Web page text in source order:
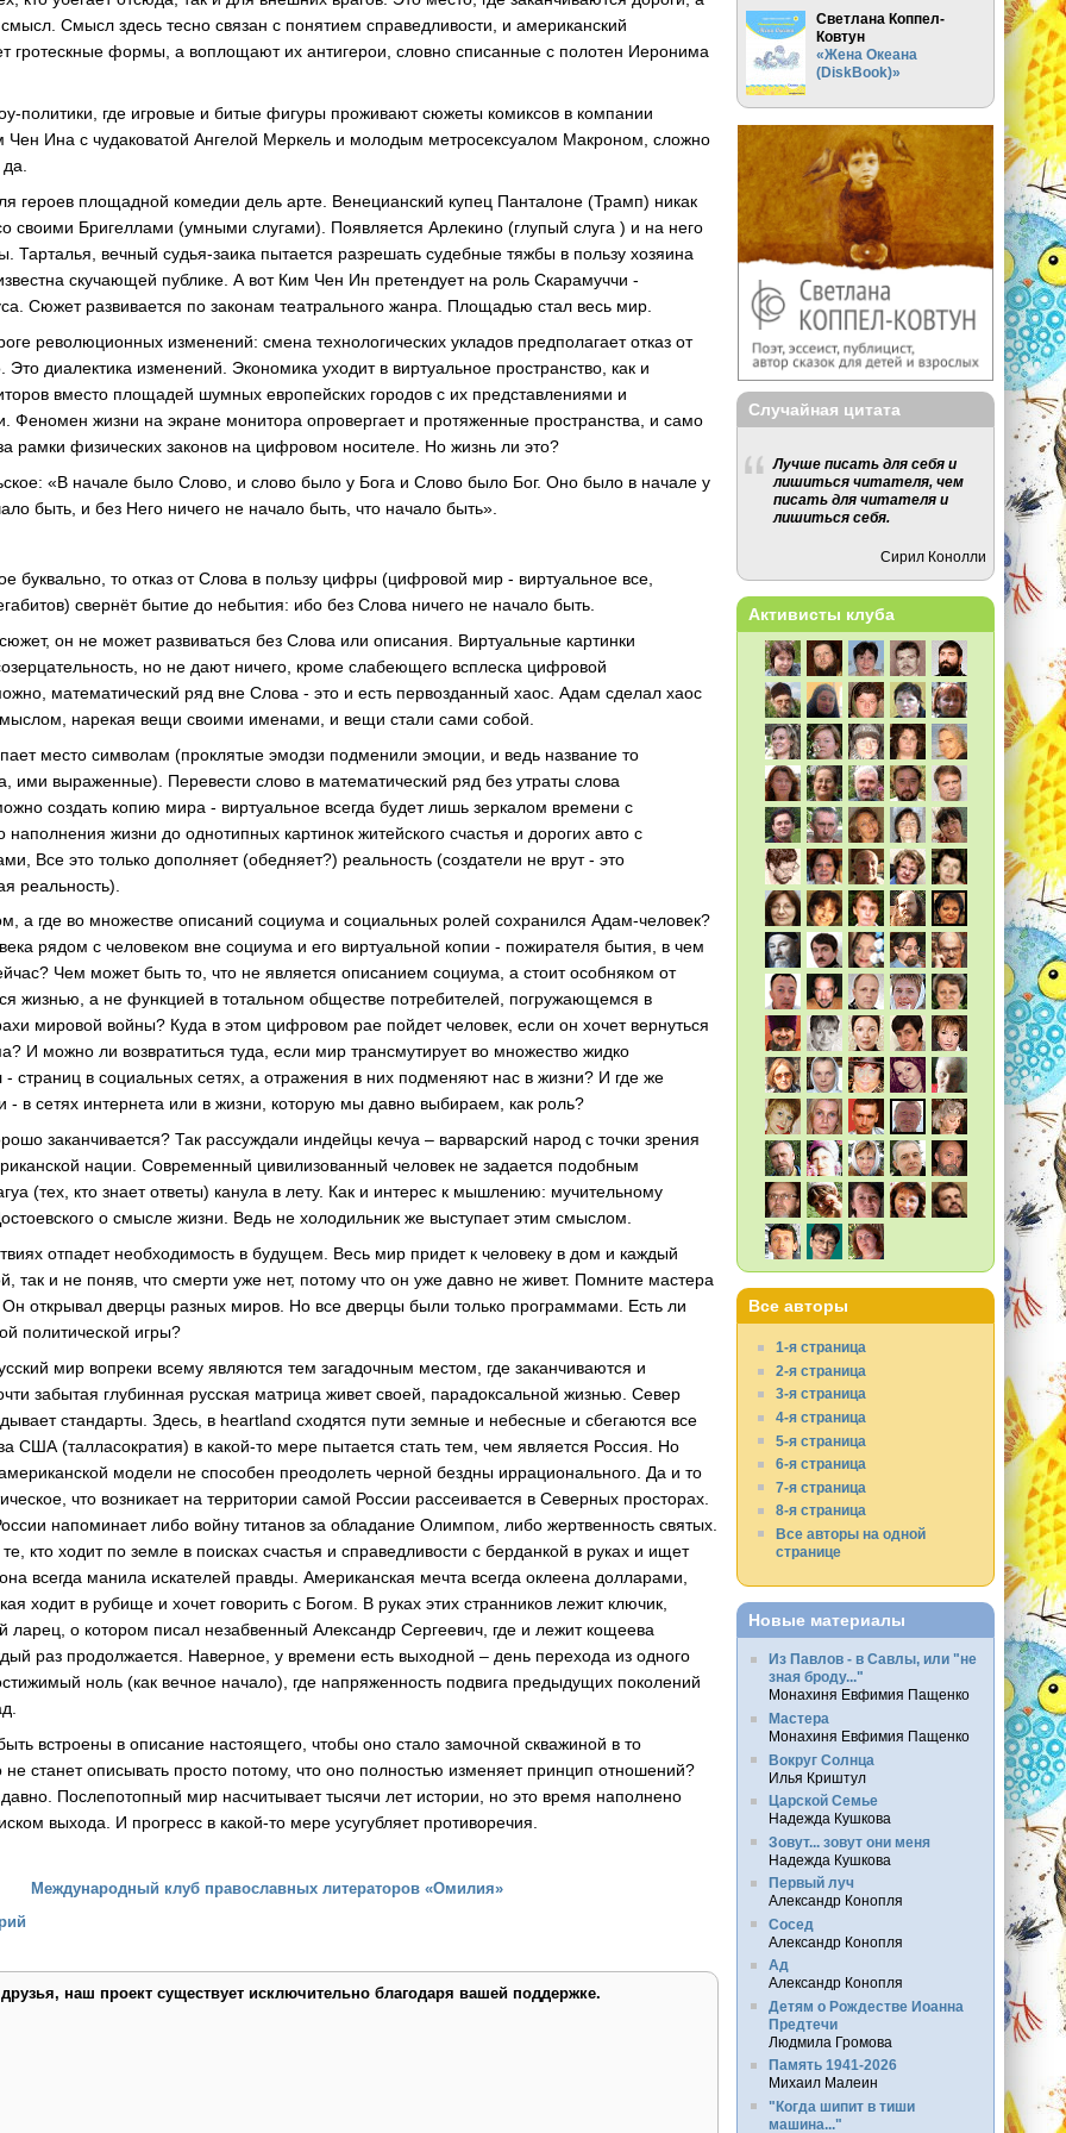
Смысл здесь тесно связан с понятием справедливости, и американский
гротескные формы, а воплощают их антигерои, словно списанные с полотен Иеронима
политики, где игровые и битые фигуры проживают сюжеты комиксов в компании
Ина с чудаковатой Ангелой Меркель и молодым метросексуалом Макроном, сложно
героев площадной комедии дель арте. Венецианский купец Панталоне (Трамп) никак
своими Бригеллами (умными слугами). Появляется Арлекино (глупый слуга ) и на него
Тарталья, вечный судья-заика пытается разрешать судебные тяжбы в пользу хозяина
скучающей публике. А вот Ким Чен Ин претендует на роль Скарамуччи -
Сюжет развивается по законам театрального жанра. Площадью стал весь мир.
революционных изменений: смена технологических укладов предполагает отказ от
Это диалектика изменений. Экономика уходит в виртуальное пространство, как и
вместо площадей шумных европейских городов с их представлениями и
Феномен жизни на экране монитора опровергает и протяженные пространства, и само
рамки физических законов на цифровом носителе. Но жизнь ли это?
«В начале было Слово, и слово было у Бога и Слово было Бог. Оно было в начале у
быть, и без Него ничего не начало быть, что начало быть».
буквально, то отказ от Слова в пользу цифры (цифровой мир - виртуальное все,
свернёт бытие до небытия: ибо без Слова ничего не начало быть.
он не может развиваться без Слова или описания. Виртуальные картинки
но не дают ничего, кроме слабеющего всплеска цифровой
математический ряд вне Слова - это и есть первозданный хаос. Адам сделал хаос
нарекая вещи своими именами, и вещи стали сами собой.
место символам (проклятые эмодзи подменили эмоции, и ведь название то
ими выраженные). Перевести слово в математический ряд без утраты слова
создать копию мира - виртуальное всегда будет лишь зеркалом времени с
жизни до однотипных картинок житейского счастья и дорогих авто с
Все это только дополняет (обедняет?) реальность (создатели не врут - это
реальность).
а где во множестве описаний социума и социальных ролей сохранился Адам-человек?
рядом с человеком вне социума и его виртуальной копии - пожирателя бытия, в чем
Чем может быть то, что не является описанием социума, а стоит особняком от
жизнью, а не функцией в тотальном обществе потребителей, погружающемся в
мировой войны? Куда в этом цифровом рае пойдет человек, если он хочет вернуться
И можно ли возвратиться туда, если мир трансмутирует во множество жидко
- страниц в социальных сетях, а отражения в них подменяют нас в жизни? И где же
в сетях интернета или в жизни, которую мы давно выбираем, как роль?
заканчивается? Так рассуждали индейцы кечуа – варварский народ с точки зрения
нации. Современный цивилизованный человек не задается подобным
(тех, кто знает ответы) канула в лету. Как и интерес к мышлению: мучительному
о смысле жизни. Ведь не холодильник же выступает этим смыслом.
отпадет необходимость в будущем. Весь мир придет к человеку в дом и каждый
так и не поняв, что смерти уже нет, потому что он уже давно не живет. Помните мастера
открывал дверцы разных миров. Но все дверцы были только программами. Есть ли
политической игры?
мир вопреки всему являются тем загадочным местом, где заканчиваются и
забытая глубинная русская матрица живет своей, парадоксальной жизнью. Север
стандарты. Здесь, в heartland сходятся пути земные и небесные и сбегаются все
США (талласократия) в какой-то мере пытается стать тем, чем является Россия. Но
модели не способен преодолеть черной бездны иррационального. Да и то
что возникает на территории самой России рассеивается в Северных просторах.
напоминает либо войну титанов за обладание Олимпом, либо жертвенность святых.
кто ходит по земле в поисках счастья и справедливости с берданкой в руках и ищет
всегда манила искателей правды. Американская мечта всегда оклеена долларами,
ходит в рубище и хочет говорить с Богом. В руках этих странников лежит ключик,
о котором писал незабвенный Александр Сергеевич, где и лежит кощеева
раз продолжается. Наверное, у времени есть выходной – день перехода из одного
ноль (как вечное начало), где напряженность подвига предыдущих поколений
встроены в описание настоящего, чтобы оно стало замочной скважиной в то
не станет описывать просто потому, что оно полностью изменяет принцип отношений?
Послепотопный мир насчитывает тысячи лет истории, но это время наполнено
выхода. И прогресс в какой-то мере усугубляет противоречия.
Международный клуб православных литераторов «Омилия»
наш проект существует исключительно благодаря вашей поддержке.
Светлана Коппел-
Ковтун
«Жена Океана
(DiskBook)»
Случайная цитата
Лучше писать для себя и
лишиться читателя, чем
писать для читателя и
лишиться себя.
Сирил Конолли
Активисты клуба
Все авторы
1-я страница
2-я страница
3-я страница
4-я страница
5-я страница
6-я страница
7-я страница
8-я страница
Все авторы на одной
странице
Новые материалы
Из Павлов - в Савлы, или "не
зная броду..."
Монахиня Евфимия Пащенко
Мастера
Монахиня Евфимия Пащенко
Вокруг Солнца
Илья Криштул
Царской Семье
Надежда Кушкова
Зовут... зовут они меня
Надежда Кушкова
Первый луч
Александр Конопля
Сосед
Александр Конопля
Ад
Александр Конопля
Детям о Рождестве Иоанна
Предтечи
Людмила Громова
Память 1941-2026
Михаил Малеин
"Когда шипит в тиши
машина..."